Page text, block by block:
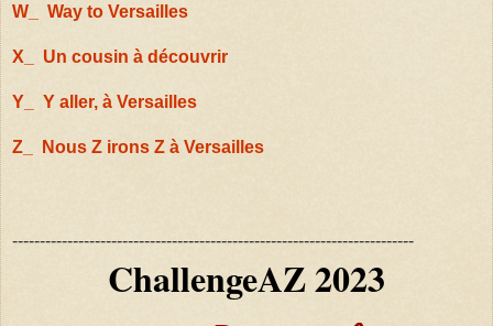
W_ Way to Versailles
X_ Un cousin à découvrir
Y_ Y aller, à Versailles
Z_ Nous Z irons Z à Versailles
-------------------------------------------------------------------------
ChallengeAZ 2023